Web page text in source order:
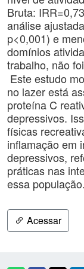
Bruta:
análise
p<0,001) e
domínios
trabalho, não
Este estudo
no lazer está
proteína C
depressivos.
físicas
inflamação em
depressivos,
práticas nas
essa população.
Acessar